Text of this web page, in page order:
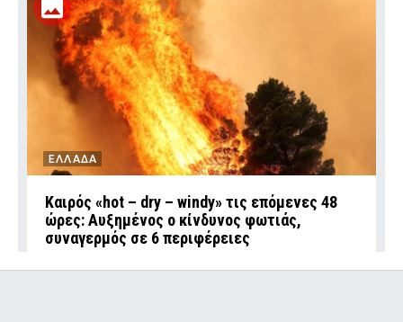
ΕΛΛΑΔΑ
Καιρός «hot – dry – windy» τις επόμενες 48
ώρες: Αυξημένος ο κίνδυνος φωτιάς,
συναγερμός σε 6 περιφέρειες